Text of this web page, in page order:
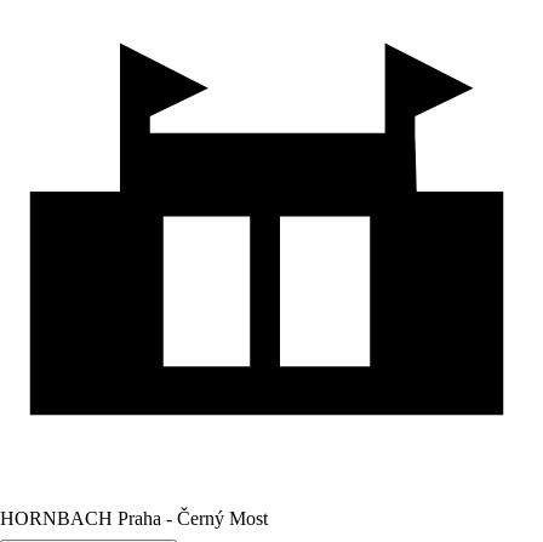
HORNBACH Praha - Černý Most